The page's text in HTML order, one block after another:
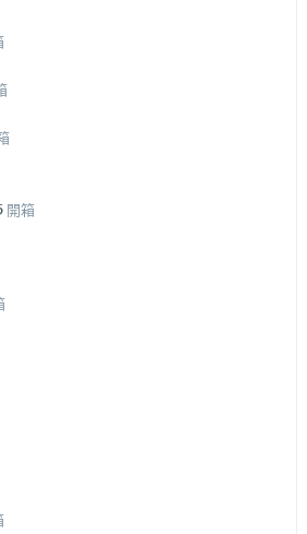
開箱